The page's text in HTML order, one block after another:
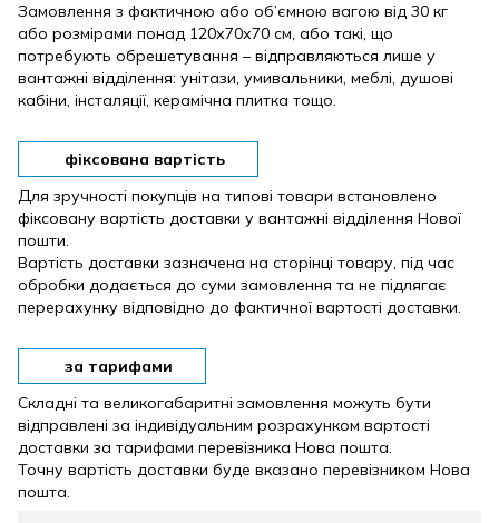
Замовлення з фактичною або об’ємною вагою від 30 кг
або розмірами понад 120х70х70 см, або такі, що
потребують обрешетування – відправляються лише у
вантажні відділення: унітази, умивальники, меблі, душові
кабіни, інсталяції, керамічна плитка тощо.
фіксована вартість
Для зручності покупців на типові товари встановлено
фіксовану вартість доставки у вантажні відділення Нової
пошти.
Вартість доставки зазначена на сторінці товару, під час
обробки додається до суми замовлення та не підлягає
перерахунку відповідно до фактичної вартості доставки.
за тарифами
Складні та великогабаритні замовлення можуть бути
відправлені за індивідуальним розрахунком вартості
доставки за тарифами перевізника Нова пошта.
Точну вартість доставки буде вказано перевізником Нова
пошта.